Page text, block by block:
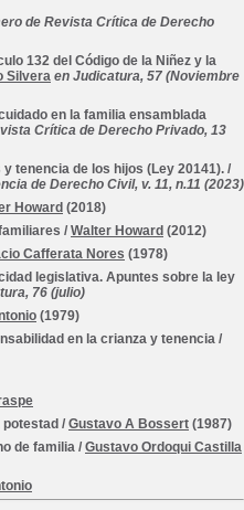
de Revista Crítica de Derecho
132 del Código de la Niñez y la
Silvera en Judicatura, 57 (Noviembre
en la familia ensamblada
Crítica de Derecho Privado, 13
tenencia de los hijos (Ley 20141). /
de Derecho Civil, v. 11, n.11 (2023)
Howard (2018)
/ Walter Howard (2012)
Cafferata Nores (1978)
legislativa. Apuntes sobre la ley
76 (julio)
(1979)
en la crianza y tenencia /
/ Gustavo A Bossert (1987)
de familia / Gustavo Ordoqui Castilla